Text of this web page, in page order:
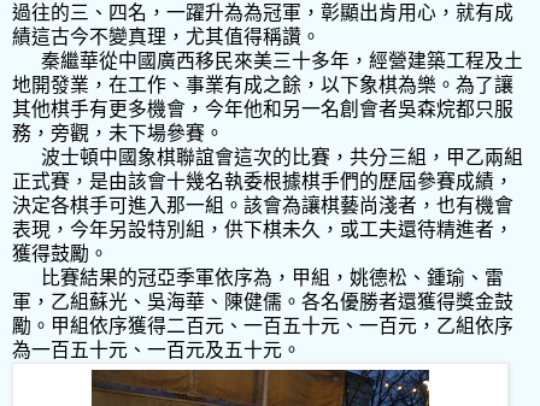
過往的三、四名，一躍升為為冠軍，彰顯出肯用心，就有成
績這古今不變真理，尤其值得稱讚。
秦繼華從中國廣西移民來美三十多年，經營建築工程及土
地開發業，在工作、事業有成之餘，以下象棋為樂。為了讓
其他棋手有更多機會，今年他和另一名創會者吳森烷都只服
務，旁觀，未下場參賽。
波士頓中國象棋聯誼會這次的比賽，共分三組，甲乙兩組
正式賽，是由該會十幾名執委根據棋手們的歷屆參賽成績，
決定各棋手可進入那一組。該會為讓棋藝尚淺者，也有機會
表現，今年另設特別組，供下棋未久，或工夫還待精進者，
獲得鼓勵。
比賽結果的冠亞季軍依序為，甲組，姚德松、鍾瑜、雷
軍，乙組蘇光、吳海華、陳健儒。各名優勝者還獲得獎金鼓
勵。甲組依序獲得二百元、一百五十元、一百元，乙組依序
為一百五十元、一百元及五十元。